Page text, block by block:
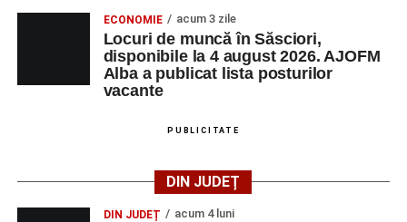
ECONOMIE acum 3 zile
Locuri de muncă în Săsciori,
disponibile la 4 august 2026. AJOFM
Alba a publicat lista posturilor
vacante
PUBLICITATE
DIN JUDEȚ
DIN JUDEȚ acum 4 luni